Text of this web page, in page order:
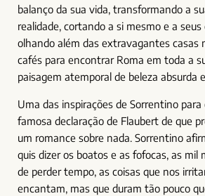
balanço da sua vida, transformando a
realidade, cortando a si mesmo e a
olhando além das extravagantes casas
cafés para encontrar Roma em toda a
paisagem atemporal de beleza absurda
Uma das inspirações de Sorrentino
famosa declaração de Flaubert de que
um romance sobre nada. Sorrentino
quis dizer os boatos e as fofocas, as mil
de perder tempo, as coisas que nos
encantam, mas que duram tão pouco